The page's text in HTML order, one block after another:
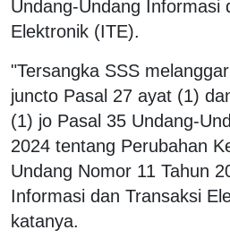
Undang-Undang Informasi
Elektronik (ITE).
"Tersangka SSS
juncto Pasal 27 ayat (1)
(1) jo Pasal 35 Undang-
2024 tentang Perubahan
Undang Nomor 11 Tahun
Informasi dan Transaksi
katanya.